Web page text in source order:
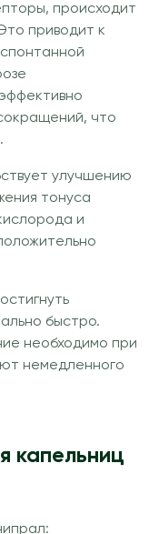
происходит
приводит к
что
улучшению
тонуса
и
быстро.
необходимо при
немедленного
капельниц